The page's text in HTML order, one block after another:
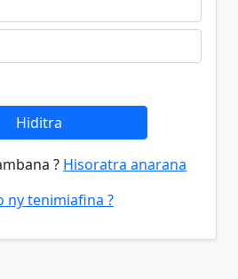
Hiditra
? Hisoratra anarana
ny tenimiafina ?